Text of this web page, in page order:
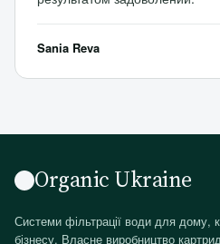
Sania Reva
Organic Ukraine
Системи фільтрації води для дому,
бізнесу. Власне виробництво